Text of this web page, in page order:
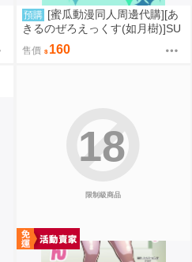
預購 [蜜瓜動漫同人周邊代購][あ
きるのぜろえっくす(如月樹)]SU
MMER VACATION(Hololive)(同
人誌)
售價 160
限制級商品
18